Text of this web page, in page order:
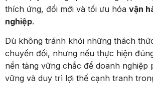
thích ứng, đổi mới và tối ưu hóa vận
nghiệp.
Dù không tránh khỏi những thách
chuyển đổi, nhưng nếu thực hiện
nền tảng vững chắc để doanh nghiệp
vững và duy trì lợi thế cạnh tranh